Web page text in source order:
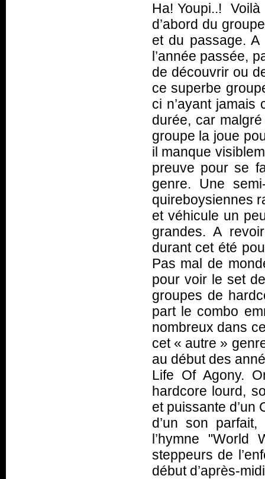
Ha! Youpi..!
d’abord du
et du passage.
l’année passée,
de découvrir ou
ce superbe
ci n’ayant
durée, car
groupe la joue
il manque
preuve pour se
genre. Une
quireboysiennes
et véhicule un
grandes. A
durant cet été
Pas mal de
pour voir le set
groupes de
part le combo
nombreux dans
cet « autre »
au début des
Life Of Agony.
hardcore lourd,
et puissante d’un
d’un son
l’hymne "World
steppeurs de
début d’après-